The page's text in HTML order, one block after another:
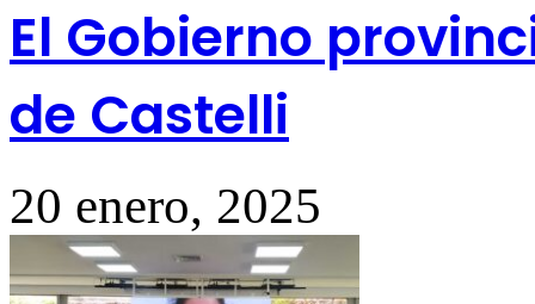
El Gobierno
de Castelli
20 enero, 2025